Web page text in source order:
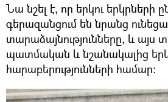
Նա նշել է, որ երկու երկրների
գերազանցում են նրանց
տարաձայնությունները, և այս
պատմական և նշանակալից
հարաբերությունների համար։